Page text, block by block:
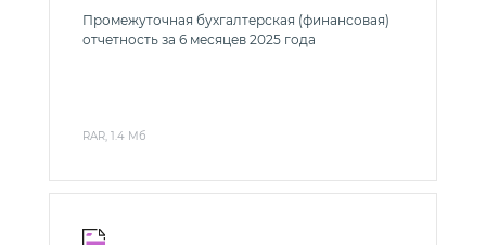
инвестирования
Открытый конкурс по отбору аудиторской
Информация о проведении ГУК депозитных
Промежуточная бухгалтерская (финансовая)
отчетность за 6 месяцев 2025 года
RAR, 1.4 Мб